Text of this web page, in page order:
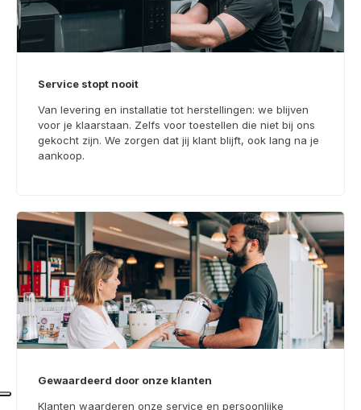
Service stopt nooit
Van levering en installatie tot herstellingen: we blijven
voor je klaarstaan. Zelfs voor toestellen die niet bij ons
gekocht zijn. We zorgen dat jij klant blijft, ook lang na je
aankoop.
Gewaardeerd door onze klanten
Klanten waarderen onze service en persoonlijke